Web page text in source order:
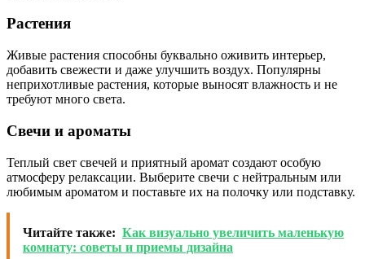
Растения
Живые растения способны буквально оживить интерьер,
добавить свежести и даже улучшить воздух. Популярны
неприхотливые растения, которые выносят влажность и не
требуют много света.
Свечи и ароматы
Теплый свет свечей и приятный аромат создают особую
атмосферу релаксации. Выберите свечи с нейтральным или
любимым ароматом и поставьте их на полочку или подставку.
Читайте также: Как визуально увеличить маленькую
комнату: советы и приемы дизайна